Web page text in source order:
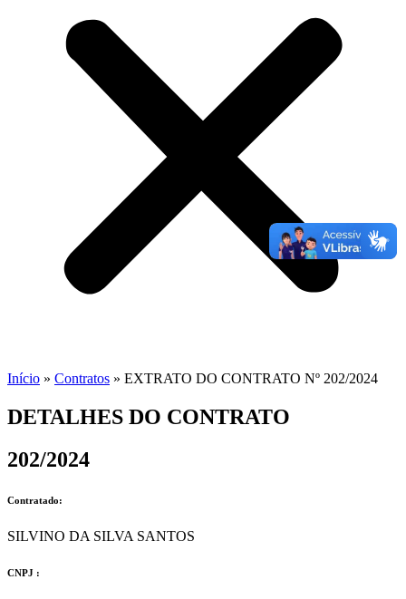
Início » Contratos » EXTRATO DO CONTRATO Nº 202/2024
DETALHES DO CONTRATO​
202/2024
Contratado:
SILVINO DA SILVA SANTOS
CNPJ :